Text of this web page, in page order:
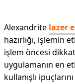
Alexandrite lazer
hazırlığı, işlemin
işlem öncesi
uygulamanın en
kullanışlı